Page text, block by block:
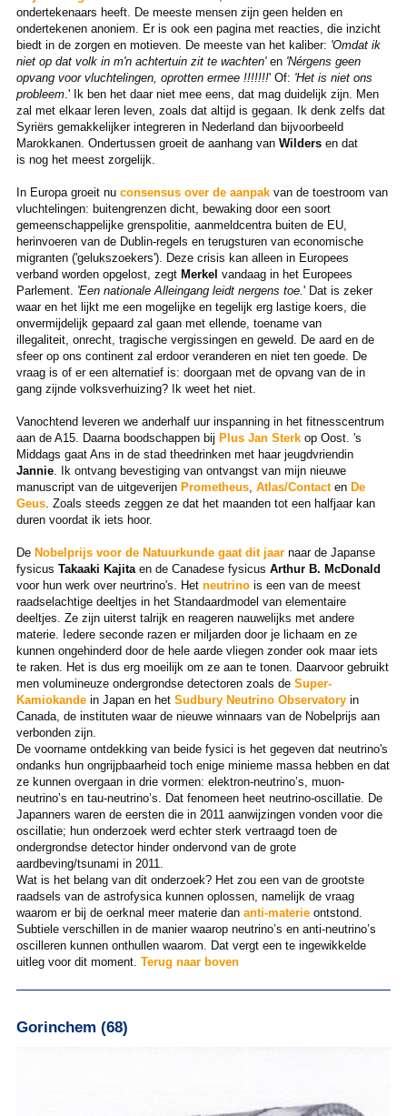
ondertekenaars heeft. De meeste mensen zijn geen helden en
ondertekenen anoniem. Er is ook een pagina met reacties, die inzicht
biedt in de zorgen en motieven. De meeste van het kaliber: 'Omdat ik
niet op dat volk in m'n achtertuin zit te wachten' en 'Nérgens geen
opvang voor vluchtelingen, oprotten ermee !!!!!!!' Of: 'Het is niet ons
probleem.' Ik ben het daar niet mee eens, dat mag duidelijk zijn. Men
zal met elkaar leren leven, zoals dat altijd is gegaan. Ik denk zelfs dat
Syriërs gemakkelijker integreren in Nederland dan bijvoorbeeld
Marokkanen. Ondertussen groeit de aanhang van Wildersen dat
is nog het meest zorgelijk.
In Europa groeit nu consensus over de aanpakvan de toestroom van
vluchtelingen: buitengrenzen dicht, bewaking door een soort
gemeenschappelijke grenspolitie, aanmeldcentra buiten de EU,
herinvoeren van de Dublin-regels en terugsturen van economische
migranten ('gelukszoekers'). Deze crisis kan alleen in Europees
verband worden opgelost, zegtMerkel vandaag in het Europees
Parlement. 'Een nationale Alleingang leidt nergens toe.' Dat is zeker
waar en het lijkt me een mogelijke en tegelijk erg lastige koers, die
onvermijdelijk gepaard zal gaan met ellende, toename van
illegaliteit, onrecht, tragische vergissingen en geweld. De aard en de
sfeer op ons continent zal erdoor veranderen en niet ten goede. De
vraag is of er een alternatief is: doorgaan met de opvang van de in
gang zijnde volksverhuizing? Ik weet het niet.
Vanochtend leveren we anderhalf uur inspanning in het fitnesscentrum
aan de A15. Daarna boodschappen bij Plus Jan Sterkop Oost. 's
Middags gaat Ans in de stad theedrinken met haar jeugdvriendin
Jannie. Ik ontvang bevestiging van ontvangst van mijn nieuwe
manuscript van de uitgeverijen Prometheus, Atlas/Contacten De
Geus. Zoals steeds zeggen ze dat het maanden tot een halfjaar kan
duren voordat ik iets hoor.
De Nobelprijs voor de Natuurkunde gaat dit jaarnaar de Japanse
fysicus Takaaki Kajitaen de Canadese fysicus Arthur B. McDonald
voor hun werk over neurtrino's. Het neutrinois een van de meest
raadselachtige deeltjes in het Standaardmodel van elementaire
deeltjes. Ze zijn uiterst talrijk en reageren nauwelijks met andere
materie. Iedere seconde razen er miljarden door je lichaam en ze
kunnen ongehinderd door de hele aarde vliegen zonder ook maar iets
te raken. Het is dus erg moeilijk om ze aan te tonen. Daarvoor gebruikt
men volumineuze ondergrondse detectoren zoals de Super-
Kamiokandein Japan en het Sudbury Neutrino Observatoryin
Canada, de instituten waar de nieuwe winnaars van de Nobelprijs aan
verbonden zijn.
De voorname ontdekking van beide fysici is het gegeven dat neutrino's
ondanks hun ongrijpbaarheid toch enige minieme massa hebben en dat
ze kunnen overgaan in drie vormen: elektron-neutrino’s, muon-
neutrino’s en tau-neutrino’s. Dat fenomeen heet neutrino-oscillatie. De
Japanners waren de eersten die in 2011 aanwijzingen vonden voor die
oscillatie; hun onderzoek werd echter sterk vertraagd toen de
ondergrondse detector hinder ondervond van de grote
aardbeving/tsunami in 2011.
Wat is het belang van dit onderzoek? Het zou een van de grootste
raadsels van de astrofysica kunnen oplossen, namelijk de vraag
waarom er bij de oerknal meer materie dan anti-materieontstond.
Subtiele verschillen in de manier waarop neutrino’s en anti-neutrino’s
oscilleren kunnen onthullen waarom. Dat vergt een te ingewikkelde
uitleg voor dit moment. Terug naar boven
Gorinchem (68)